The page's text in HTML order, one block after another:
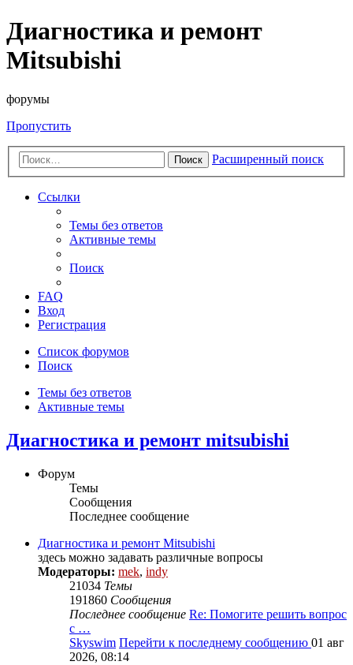
Диагностика и ремонт
Mitsubishi
форумы
Пропустить
Поиск Расширенный поиск
Ссылки
Темы без ответов
Активные темы
Поиск
FAQ
Вход
Регистрация
Список форумов
Поиск
Темы без ответов
Активные темы
Диагностика и ремонт mitsubishi
Форум
Темы
Сообщения
Последнее сообщение
Диагностика и ремонт Mitsubishi
здесь можно задавать различные вопросы
Модераторы: mek, indy
21034 Темы
191860 Сообщения
Последнее сообщение Re: Помогите решить вопрос
с …
Skyswim Перейти к последнему сообщению 01 авг
2026, 08:14